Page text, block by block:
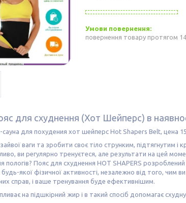
повернення товару протягом 14
для схуднення (Хот Шейперс) в
ваги та зробити своє тіло струнким, підтягнутим
ви регулярно тренуєтеся, але результати на цей
пологів? Пояс для схуднення HOT SHAPERS
якої фізичної активності, незалежно від того, чим
справ, і ваше тренування буде ефективнішим.
на підшкірний жир і в такий спосіб допомагає